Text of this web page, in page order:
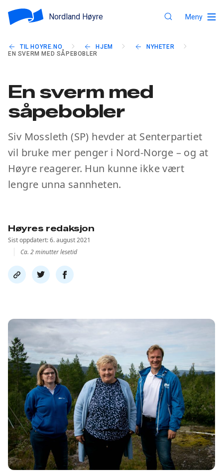
Nordland Høyre Meny
TIL HOYRE.NO HJEM
NYHETER
EN SVERM MED SÅPEBOBLER
En sverm med
såpebobler
Siv Mossleth (SP) hevder at Senterpartiet
vil bruke mer penger i Nord-Norge – og at
Høyre reagerer. Hun kunne ikke vært
lengre unna sannheten.
Høyres redaksjon
Sist oppdatert: 6. august 2021
Ca. 2 minutter lesetid
Del
link
Del
på
Del
på